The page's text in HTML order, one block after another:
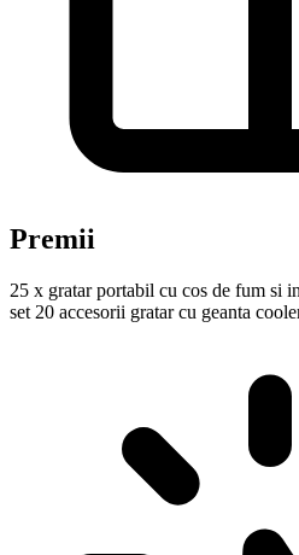
Premii
25 x gratar portabil cu cos de fum si
set 20 accesorii gratar cu geanta